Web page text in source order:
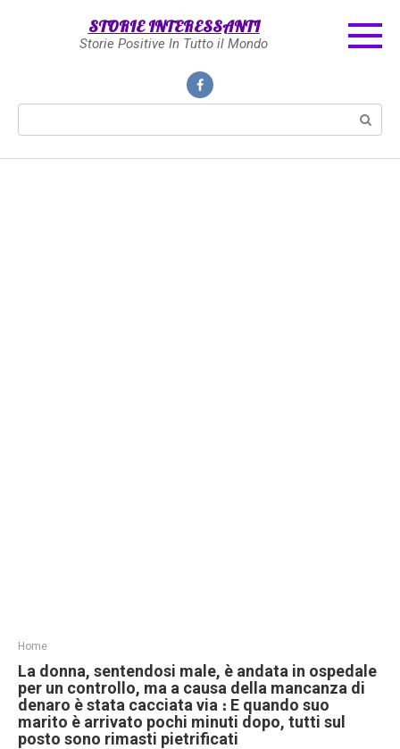
STORIE INTERESSANTI
Storie Positive In Tutto il Mondo
Home
La donna, sentendosi male, è andata in ospedale
per un controllo, ma a causa della mancanza di
denaro è stata cacciata via ։ E quando suo
marito è arrivato pochi minuti dopo, tutti sul
posto sono rimasti pietrificati